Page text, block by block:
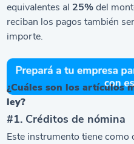
equivalentes al 25%del
reciban los pagos también
importe.
¿Cuáles son los artículos
ley?
#1. Créditos de nómina
Este instrumento tiene